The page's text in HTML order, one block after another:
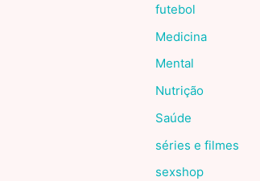
futebol
Medicina
Mental
Nutrição
Saúde
séries e filmes
sexshop